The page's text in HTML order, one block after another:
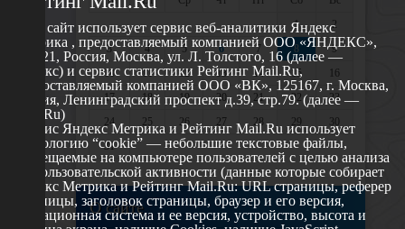
1
2
3
4 5 6 7 8
9
10
11 12 13 14 15
16
17
18 19 20 21 22
23
24
25 26 27 28 29
30
31
О сайте
Этот сайт использует сервис веб-аналитики Яндекс
Метрика , предоставляемый компанией ООО «ЯНДЕКС»,
119021, Россия, Москва, ул. Л. Толстого, 16 (далее —
Яндекс) и сервис статистики Рейтинг Mail.Ru,
предоставляемый компанией ООО «ВК», 125167, г. Москва,
Россия, Ленинградский проспект д.39, стр.79. (далее —
Mail.Ru)
Сервис Яндекс Метрика и Рейтинг Mail.Ru использует
технологию “cookie” — небольшие текстовые файлы,
размещаемые на компьютере пользователей с целью анализа
их пользовательской активности (данные которые собирает
Яндекс Метрика и Рейтинг Mail.Ru: URL страницы, реферер
страницы, заголовок страницы, браузер и его версия,
операционная система и ее версия, устройство, высота и